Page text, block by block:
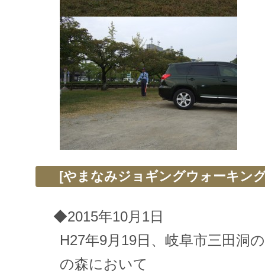
[やまなみジョギングウォーキン
◆2015年10月1日
H27年9月19日、岐阜市三田洞
の森において